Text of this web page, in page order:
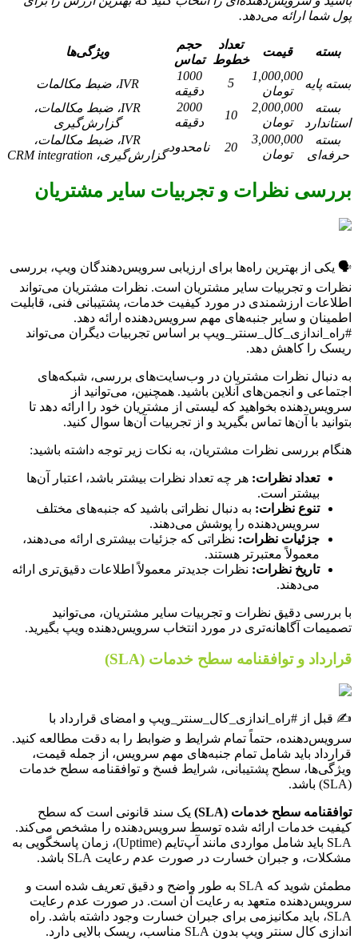
پول شما ارائه می‌دهد.
بسته قیمت
تعداد
خطوط
حجم
تماس
ویژگی‌ها
بسته پایه
1,000,000
تومان
5
1000
دقیقه
IVR، ضبط مکالمات
بسته
استاندارد
2,000,000
تومان
10
2000
دقیقه
IVR، ضبط مکالمات،
گزارش‌گیری
بسته
حرفه‌ای
3,000,000
تومان
20 نامحدود
IVR، ضبط مکالمات،
گزارش‌گیری، CRM integration
بررسی نظرات و تجربیات سایر مشتریان
🗣️ یکی از بهترین راه‌ها برای ارزیابی سرویس‌دهندگان ویپ، بررسی
نظرات و تجربیات سایر مشتریان است. نظرات مشتریان می‌تواند
اطلاعات ارزشمندی در مورد کیفیت خدمات، پشتیبانی فنی، قابلیت
اطمینان و سایر جنبه‌های مهم سرویس‌دهنده ارائه دهد.
#راه_اندازی_کال_سنتر_ویپ بر اساس تجربیات دیگران می‌تواند
ریسک را کاهش دهد.
به دنبال نظرات مشتریان در وب‌سایت‌های بررسی، شبکه‌های
اجتماعی و انجمن‌های آنلاین باشید. همچنین، می‌توانید از
سرویس‌دهنده بخواهید که لیستی از مشتریان خود را ارائه دهد تا
بتوانید با آن‌ها تماس بگیرید و از تجربیات آن‌ها سوال کنید.
هنگام بررسی نظرات مشتریان، به نکات زیر توجه داشته باشید:
تعداد نظرات: هر چه تعداد نظرات بیشتر باشد، اعتبار آن‌ها
بیشتر است.
تنوع نظرات: به دنبال نظراتی باشید که جنبه‌های مختلف
سرویس‌دهنده را پوشش می‌دهند.
جزئیات نظرات: نظراتی که جزئیات بیشتری ارائه می‌دهند،
معمولاً معتبرتر هستند.
تاریخ نظرات: نظرات جدیدتر معمولاً اطلاعات دقیق‌تری ارائه
می‌دهند.
با بررسی دقیق نظرات و تجربیات سایر مشتریان، می‌توانید
تصمیمات آگاهانه‌تری در مورد انتخاب سرویس‌دهنده ویپ بگیرید.
قرارداد و توافقنامه سطح خدمات (SLA)
✍️ قبل از #راه_اندازی_کال_سنتر_ویپ و امضای قرارداد با
سرویس‌دهنده، حتماً تمام شرایط و ضوابط را به دقت مطالعه کنید.
قرارداد باید شامل تمام جنبه‌های مهم سرویس، از جمله قیمت،
ویژگی‌ها، سطح پشتیبانی، شرایط فسخ و توافقنامه سطح خدمات
(SLA) باشد.
توافقنامه سطح خدمات (SLA)
یک سند قانونی است که سطح
کیفیت خدمات ارائه شده توسط سرویس‌دهنده را مشخص می‌کند.
SLA باید شامل مواردی مانند آپ‌تایم (Uptime)، زمان پاسخگویی به
مشکلات، و جبران خسارت در صورت عدم رعایت SLA باشد.
مطمئن شوید که SLA به طور واضح و دقیق تعریف شده است و
سرویس‌دهنده متعهد به رعایت آن است. در صورت عدم رعایت
SLA، باید مکانیزمی برای جبران خسارت وجود داشته باشد. راه
اندازی کال سنتر ویپ بدون SLA مناسب، ریسک بالایی دارد.